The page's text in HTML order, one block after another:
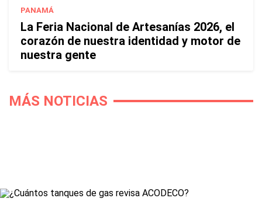
PANAMÁ
La Feria Nacional de Artesanías 2026, el
corazón de nuestra identidad y motor de
nuestra gente
MÁS NOTICIAS